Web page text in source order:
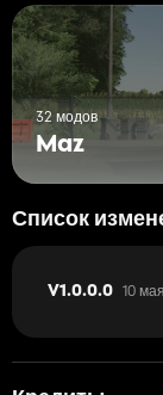
32 модов
Maz
Список
V1.0.0.0 10